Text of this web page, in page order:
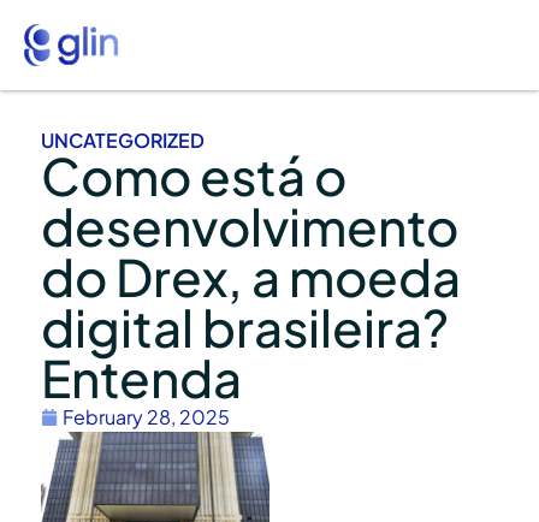
UNCATEGORIZED
Como está o
desenvolvimento
do Drex, a moeda
digital brasileira?
Entenda
February 28, 2025